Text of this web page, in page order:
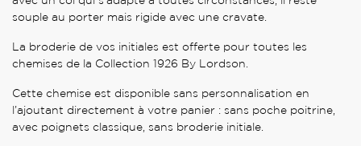
souple au porter mais rigide avec une cravate.
La broderie de vos initiales est offerte pour toutes les
chemises de la Collection 1926 By Lordson.
Cette chemise est disponible sans personnalisation en
l’ajoutant directement à votre panier : sans poche poitrine,
avec poignets classique, sans broderie initiale.